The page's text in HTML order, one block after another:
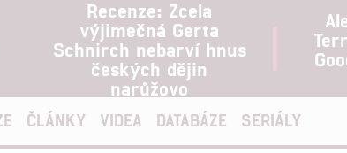
Recenze: Zcela
výjimečná Gerta
Schnirch nebarví hnus
českých dějin
narůžovo
ČLÁNKY VIDEA DATABÁZE SERIÁLY